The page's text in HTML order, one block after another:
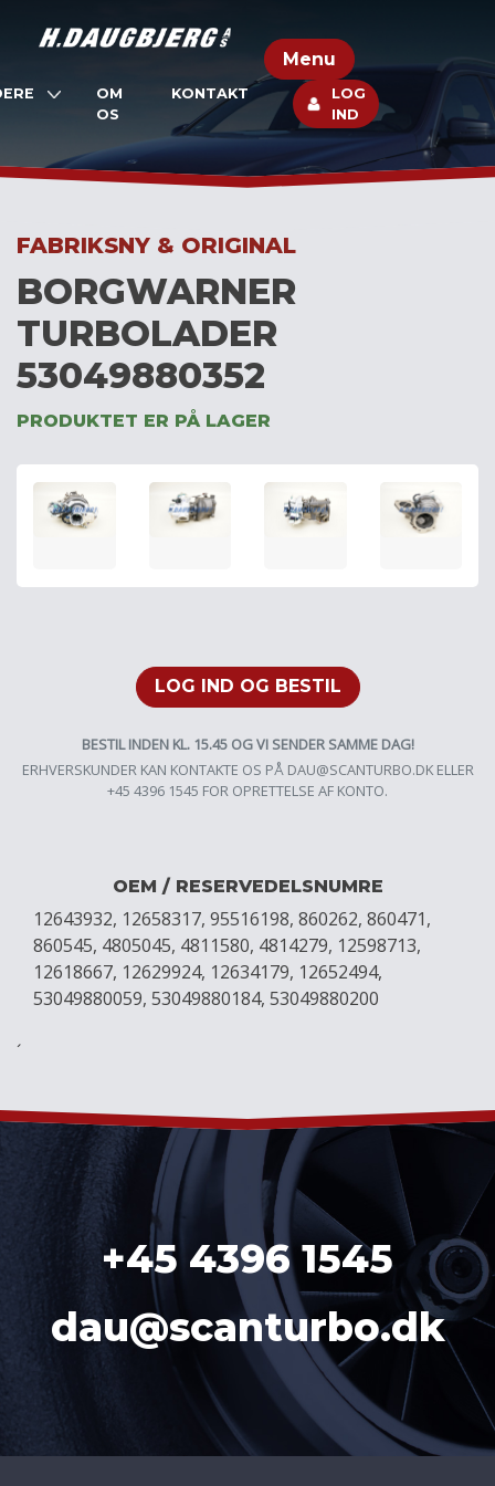
Menu
OM
OS
KONTAKT
LOG
IND
FABRIKSNY & ORIGINAL
BORGWARNER
TURBOLADER
53049880352
PRODUKTET ER PÅ LAGER
LOG IND OG BESTIL
BESTIL INDEN KL. 15.45 OG VI SENDER SAMME DAG!
ERHVERSKUNDER KAN KONTAKTE OS PÅ DAU@SCANTURBO.DKELLER
+45 4396 1545 FOR OPRETTELSE AF KONTO.
OEM / RESERVEDELSNUMRE
12643932, 12658317, 95516198, 860262, 860471,
860545, 4805045, 4811580, 4814279, 12598713,
12618667, 12629924, 12634179, 12652494,
53049880059, 53049880184, 53049880200
´
+45 4396 1545
dau@scanturbo.dk